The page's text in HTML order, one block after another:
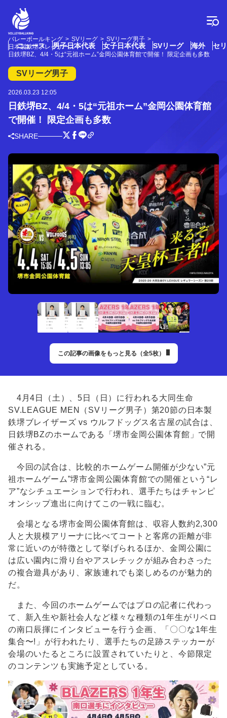
ニュース 男子日本代表 女子日本代表 SVリーグ 海外 セ
バレーボールキング SVリーグ
SVリーグ男子
日本製鉄堺ブレイザーズ
日鉄堺BZ、4/4・5は“元祖ホーム”金岡公園体育館で開催！ 限定企画も多数
SVリーグ男子
2026.03.23 12:05
日鉄堺BZ、4/4・5は“元祖ホーム”金岡公園体育館
で開催！ 限定企画も多数
SHARE
この記事の画像をもっと見る（全5枚）
4月4日（土）、5日（日）に行われる大同生命
SV.LEAGUE MEN（SVリーグ男子）第20節の日本製
鉄堺ブレイザーズ vs ウルフドッグス名古屋の試合は、
日鉄堺BZのホームである「堺市金岡公園体育館」で開
催される。
今回の試合は、比較的ホームゲーム開催が少ない”元
祖ホームゲーム”堺市金岡公園体育館での開催という“レ
ア”なシチュエーションで行われ、選手たちはチャンピ
オンシップ進出に向けてこの一戦に臨む。
会場となる堺市金岡公園体育館は、収容人数約2,300
人と大規模アリーナに比べてコートと客席の距離が非
常に近いのが特徴として挙げられるほか、金岡公園に
は広い園内に滑り台やアスレチックが組み合わさった
の複合遊具があり、家族連れでも楽しめるのが魅力的
だ。
また、今回のホームゲームではプロの記者に代わっ
て、新入生や新社会人など様々な種類の1年生がリベロ
の南口辰揮にインタビューを行う企画、「〇〇な1年生
集合〜!」が行われたり、選手たちの足跡ステッカーが
会場のいたるところに設置されていたりと、今節限定
のコンテンツも実施予定としている。